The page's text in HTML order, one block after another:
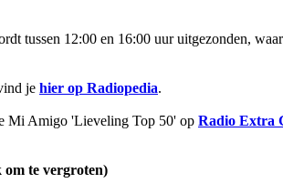
tussen 12:00 en 16:00 uur uitgezonden,
je hier op Radiopedia.
Mi Amigo 'Lieveling Top 50' op Radio Extra
te vergroten)